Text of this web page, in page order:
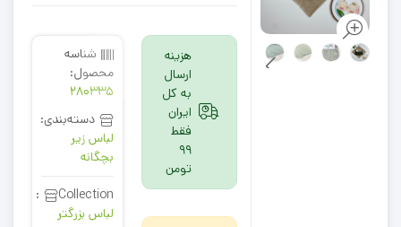
هزینه
ارسال
به کل
ایران
فقط
99
تومن
شناسه
محصول:
280335
دسته‌بندی:
لباس زیر
بچگانه
Collection:
لباس بزرگتر